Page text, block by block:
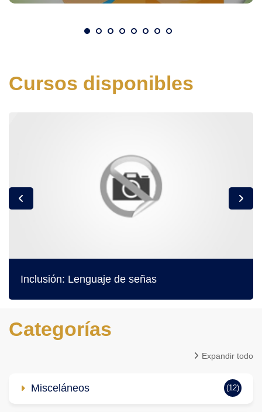
Cursos disponibles
Inclusión: Lenguaje de señas
Categorías
Expandir todo
Misceláneos (12)